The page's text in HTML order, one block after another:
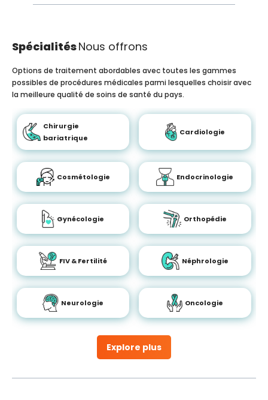
SpécialitésNous offrons
Explore plus
Options de traitement abordables avec toutes les gammes
possibles de procédures médicales parmi lesquelles choisir avec
la meilleure qualité de soins de santé du pays.
Chirurgie
bariatrique
Cardiologie
Cosmétologie Endocrinologie
Gynécologie Orthopédie
FIV & Fertilité Néphrologie
Neurologie Oncologie